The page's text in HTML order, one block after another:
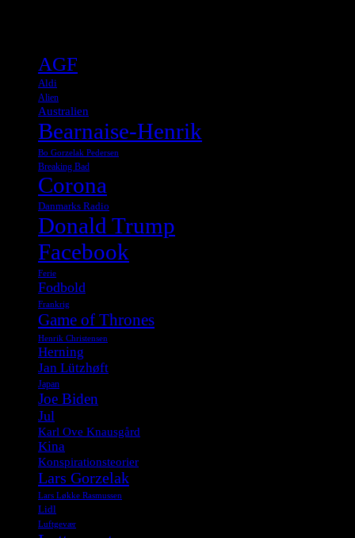
AGF
Aldi
Alien
Australien
Bearnaise-Henrik
Bo Gorzelak Pedersen
Breaking Bad
Corona
Danmarks Radio
Donald Trump
Facebook
Ferie
Fodbold
Frankrig
Game of Thrones
Henrik Christensen
Herning
Jan Lützhøft
Japan
Joe Biden
Jul
Karl Ove Knausgård
Kina
Konspirationsteorier
Lars Gorzelak
Lars Løkke Rasmussen
Lidl
Luftgevær